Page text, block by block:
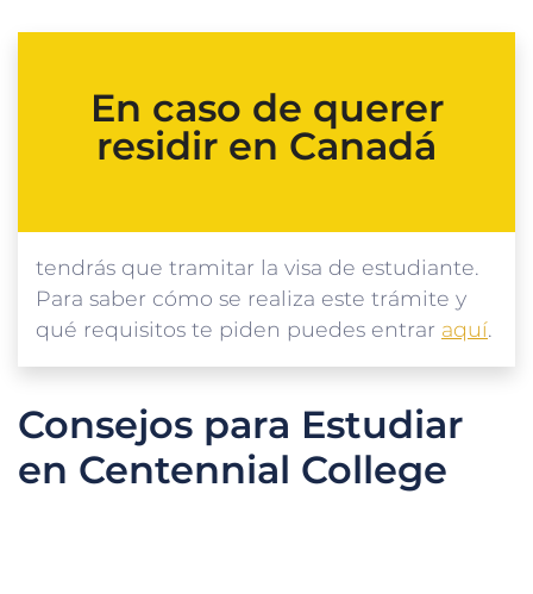
En caso de querer
residir en Canadá
tendrás que tramitar la visa de estudiante.
Para saber cómo se realiza este trámite y
qué requisitos te piden puedes entrar aquí.
Consejos para Estudiar
en Centennial College